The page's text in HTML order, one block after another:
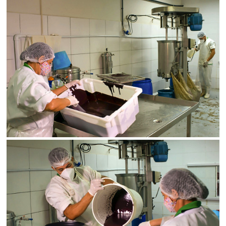
Limite de download
Status
SALVAR